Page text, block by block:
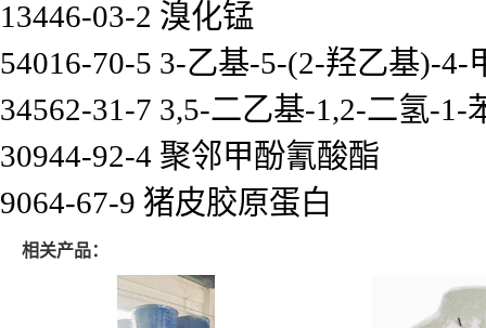
13446-03-2 溴化锰
54016-70-5 3-乙基-5-(2-羟乙基)-4-
34562-31-7 3,5-二乙基-1,2-二氢-1-
30944-92-4 聚邻甲酚氰酸酯
9064-67-9 猪皮胶原蛋白
相关产品：